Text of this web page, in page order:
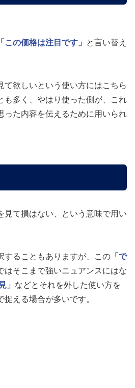
「この価格は注目です」
と言い替え
て欲しいという使い方にはこちら
も多く、やはり使った側が、これ
った内容を伝えるために用いられ
見て損はない、という意味で用い
することもありますが、この 「で
はそこまで強いニュアンスにはな
」 などとそれを外した使い方を
える場合が多いです。